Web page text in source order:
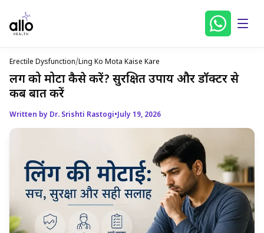
Erectile Dysfunction/Ling Ko Mota Kaise Kare
लिंग को मोटा कैसे करें? सुरक्षित उपाय और डॉक्टर से
कब बात करें
Written by Dr. Srishti Rastogi•July 19, 2026